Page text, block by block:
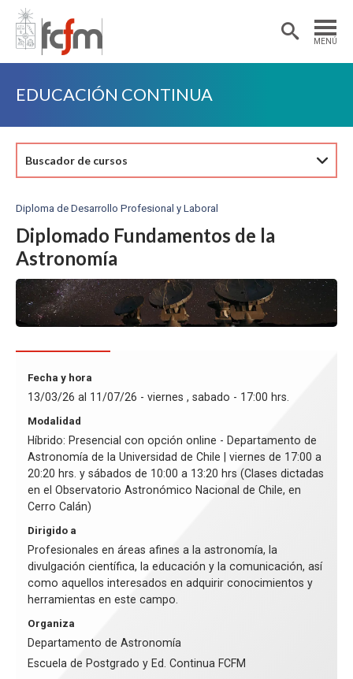
MENÚ
Estudiantes
Académicas/os
EDUCACIÓN CONTINUA
Buscador de cursos
Diploma de Desarrollo Profesional y Laboral
Diplomado Fundamentos de la
Astronomía
Fecha y hora
13/03/26 al 11/07/26 - viernes , sabado - 17:00 hrs.
Modalidad
Híbrido: Presencial con opción online - Departamento de
Astronomía de la Universidad de Chile | viernes de 17:00 a
20:20 hrs. y sábados de 10:00 a 13:20 hrs (Clases dictadas
en el Observatorio Astronómico Nacional de Chile, en
Cerro Calán)
Dirigido a
Profesionales en áreas afines a la astronomía, la
divulgación científica, la educación y la comunicación, así
como aquellos interesados en adquirir conocimientos y
herramientas en este campo.
Organiza
Departamento de Astronomía
Escuela de Postgrado y Ed. Continua FCFM